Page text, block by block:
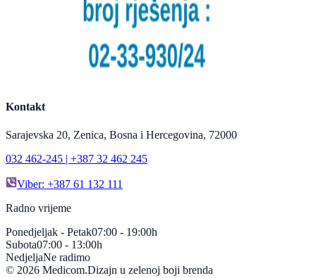
Kontakt
Sarajevska 20, Zenica, Bosna i Hercegovina, 72000
032 462-245 | +387 32 462 245
Viber: +387 61 132 111
Radno vrijeme
Ponedjeljak - Petak07:00 - 19:00h
Subota07:00 - 13:00h
NedjeljaNe radimo
© 2026 Medicom.Dizajn u zelenoj boji brenda